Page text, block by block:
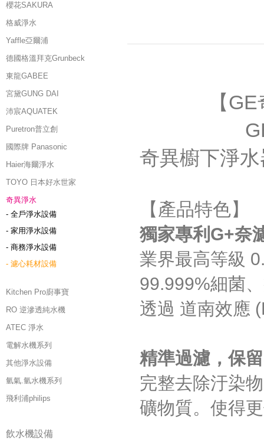
櫻花SAKURA
格威淨水
Yaffle亞爾浦
德國格溫拜克Grunbeck
東龍GABEE
宮黛GUNG DAI
沛宸AQUATEK
Puretron普立創
國際牌 Panasonic
Haier海爾淨水
TOYO 日本好水世家
奇異淨水
- 全戶淨水設備
- 家用淨水設備
- 商務淨水設備
- 濾心耗材設備
Kitchen Pro廚事寶
RO 逆滲透純水機
ATEC 淨水
電解水機系列
其他淨水設備
氫氣.氫水機系列
飛利浦philips
飲水機設備
【
奇異櫥下淨
【產品特色】
獨家專利G+奈
業界最高等級
99.999%細菌
透過 道南效應
精準過濾，保
完整去除汙染
礦物質。使得